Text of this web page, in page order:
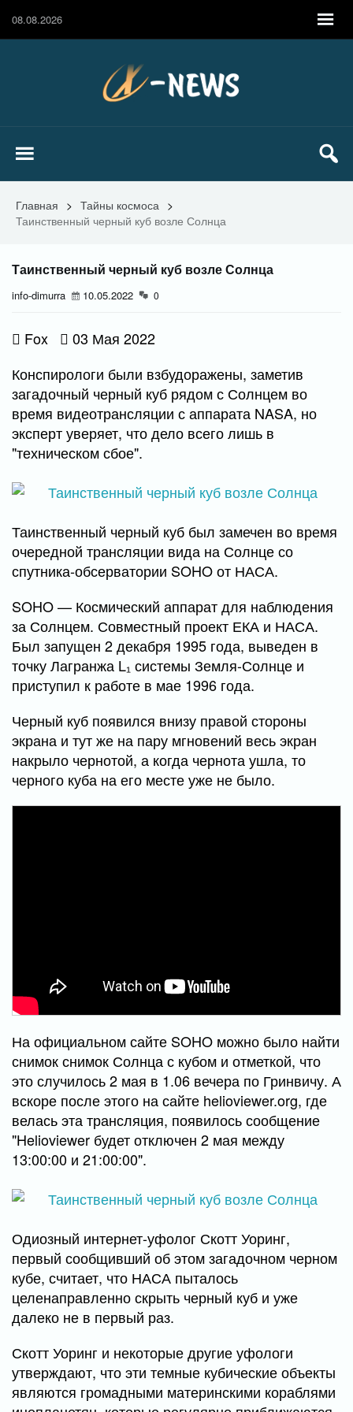
08.08.2026
Главная > Тайны космоса >
Таинственный черный куб возле Солнца
Таинственный черный куб возле Солнца
info-dimurra 10.05.2022 0
Fox
03 Мая 2022
Конспирологи были взбудоражены, заметив
загадочный черный куб рядом с Солнцем во
время видеотрансляции с аппарата NASA, но
эксперт уверяет, что дело всего лишь в
"техническом сбое".
Таинственный черный куб был замечен во время
очередной трансляции вида на Солнце со
спутника-обсерватории SOHO от НАСА.
SOHO — Космический аппарат для наблюдения
за Солнцем. Совместный проект ЕКА и НАСА.
Был запущен 2 декабря 1995 года, выведен в
точку Лагранжа L₁ системы Земля-Солнце и
приступил к работе в мае 1996 года.
Черный куб появился внизу правой стороны
экрана и тут же на пару мгновений весь экран
накрыло чернотой, а когда чернота ушла, то
черного куба на его месте уже не было.
На официальном сайте SOHO можно было найти
снимок снимок Солнца с кубом и отметкой, что
это случилось 2 мая в 1.06 вечера по Гринвичу. А
вскоре после этого на сайте helioviewer.org, где
велась эта трансляция, появилось сообщение
"Helioviewer будет отключен 2 мая между
13:00:00 и 21:00:00".
Одиозный интернет-уфолог Скотт Уоринг,
первый сообщивший об этом загадочном черном
кубе, считает, что НАСА пыталось
целенаправленно скрыть черный куб и уже
далеко не в первый раз.
Скотт Уоринг и некоторые другие уфологи
утверждают, что эти темные кубические объекты
являются громадными материнскими кораблями